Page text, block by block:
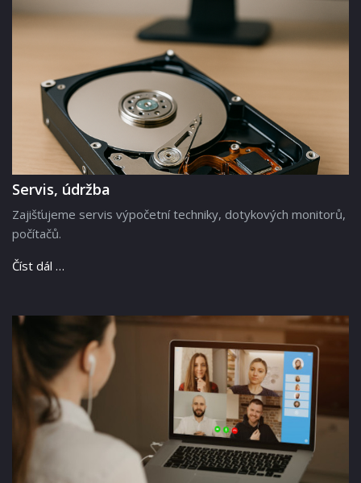
Servis, údržba
Zajišťujeme servis výpočetní techniky, dotykových monitorů,
počítačů.
Číst dál …